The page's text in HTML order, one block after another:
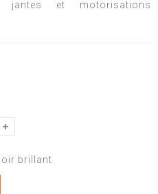
jantes et motorisations
brillant